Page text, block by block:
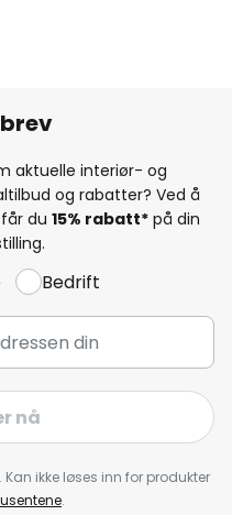
aktuelle interiør- og
og rabatter? Ved å
du 15% rabatt* på din
Bedrift
nå
ikke løses inn for produkter
.